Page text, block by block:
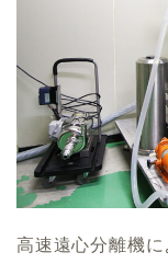
高速遠心分離機に